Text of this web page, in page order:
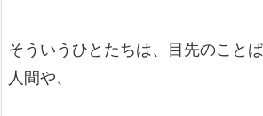
そういうひとたちは、目先のこと
人間や、